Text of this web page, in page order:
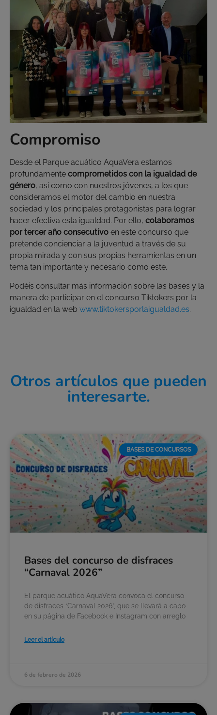
Compromiso
Desde el Parque acuático AquaVera estamos
profundamente comprometidos con la igualdad de
género, así como con nuestros jóvenes, a los que
consideramos el motor del cambio en nuestra
sociedad y los principales protagonistas para lograr
hacer efectiva esta igualdad. Por ello, colaboramos
por tercer año consecutivo en este concurso que
pretende concienciar a la juventud a través de su
propia mirada y con sus propias herramientas en un
tema tan importante y necesario como este.
Podéis consultar más información sobre las bases y la
manera de participar en el concurso Tiktokers por la
igualdad en la web www.tiktokersporlaigualdad.es.
Otros artículos que pueden
interesarte.
BASES DE CONCURSOS
Bases del concurso de disfraces
“Carnaval 2026”
El parque acuático AquaVera convoca el concurso
de disfraces “Carnaval 2026”, que se llevará a cabo
en su página de Facebook e Instagram con arreglo
Leer el artículo
6 de febrero de 2026